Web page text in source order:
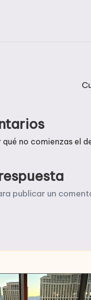
qué no comienzas el
publicar un